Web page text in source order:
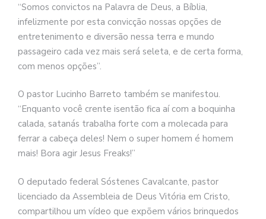
“Somos convictos na Palavra de Deus, a Bíblia,
infelizmente por esta convicção nossas opções de
entretenimento e diversão nessa terra e mundo
passageiro cada vez mais será seleta, e de certa forma,
com menos opções”.
O pastor Lucinho Barreto também se manifestou.
“Enquanto você crente isentão fica aí com a boquinha
calada, satanás trabalha forte com a molecada para
ferrar a cabeça deles! Nem o super homem é homem
mais! Bora agir Jesus Freaks!”
O deputado federal Sóstenes Cavalcante, pastor
licenciado da Assembleia de Deus Vitória em Cristo,
compartilhou um vídeo que expõem vários brinquedos